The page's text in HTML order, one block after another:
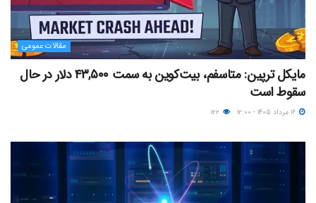
مقالات عمومی
مایکل ترپین: متاسفم، بیت‌کوین به سمت ۴۳,۵۰۰ دلار در حال
سقوط است